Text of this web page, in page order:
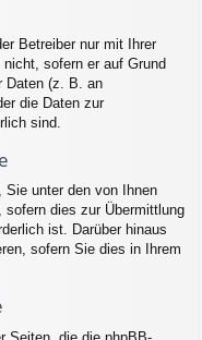
Betreiber nur mit Ihrer
sofern er auf Grund
Daten (z. B. an
die Daten zur
sind.
Sie unter den von Ihnen
sofern dies zur Übermittlung
ist. Darüber hinaus
sofern Sie dies in Ihrem